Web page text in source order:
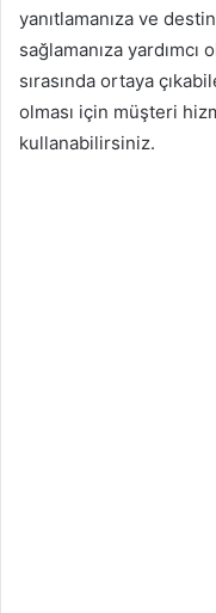
yanıtlamanıza ve
sağlamanıza
sırasında ortaya
olması için müşteri
kullanabilirsiniz.